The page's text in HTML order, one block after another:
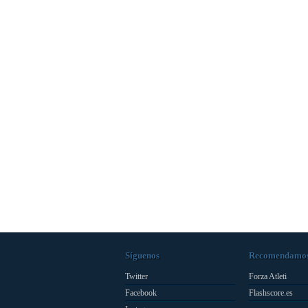
Síguenos
Twitter
Facebook
Forza Atleti
Flashscore.es